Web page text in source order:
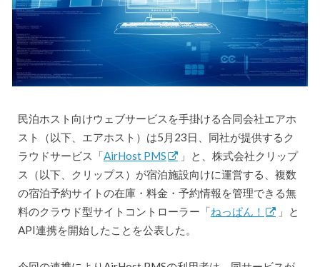
民泊ホスト向けウェブサービスを手掛ける合同会社エアホ
スト（以下、エアホスト）は5月23日、同社が提供するク
ラウドサービス「AirHost PMS
」と、株式会社クリップ
ス（以下、クリップス）が宿泊施設向けに運営する、複数
の宿泊予約サイトの在庫・料金・予約情報を管理できる無
料のクラウド型サイトコントローラー「ねっぱん！
」と
API連携を開始したことを公表した。